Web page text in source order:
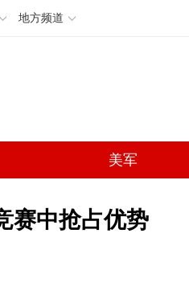
地方频道
美军
赛中抢占优势